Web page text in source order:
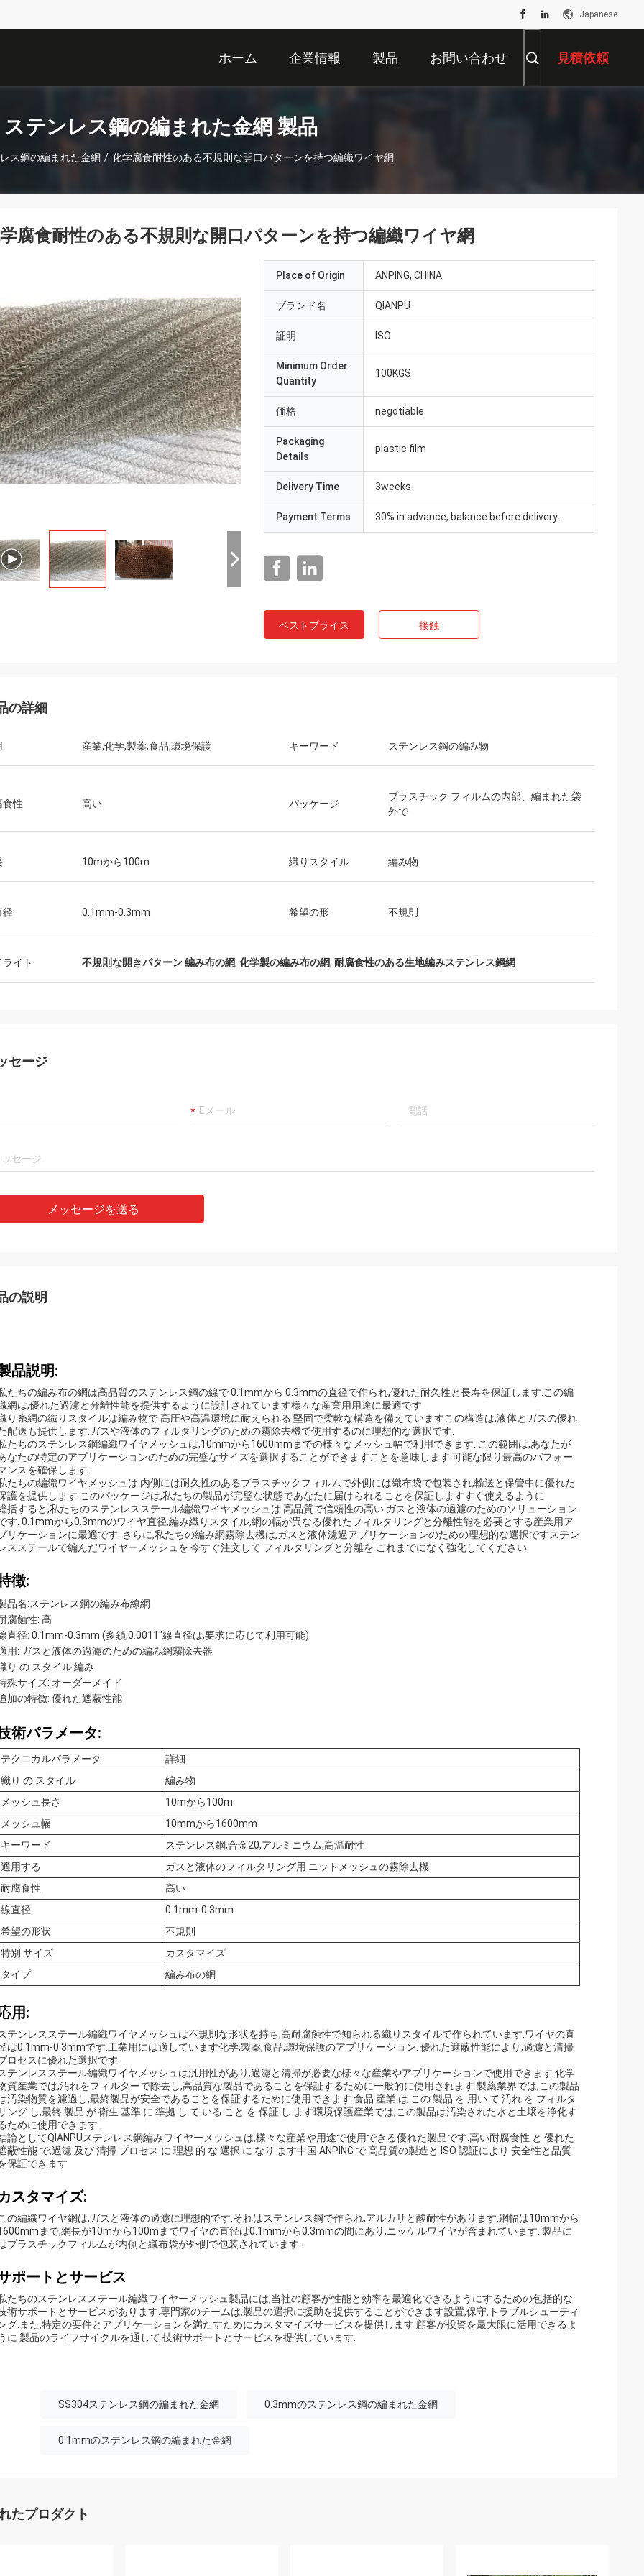
Japanese
ホーム 企業情報 製品 お問い合わせ 見積依頼
ステンレス鋼の編まれた金網 製品
ス鋼の編まれた金網 / 化学腐食耐性のある不規則な開口パターンを持つ編織ワイヤ網
再度ありがとう。
腐食耐性のある不規則な開口パターンを持つ編織ワイヤ網
Place of Origin ANPING, CHINA
ブランド名 QIANPU
証明 ISO
Minimum Order
Quantity
100KGS
価格 negotiable
Packaging
Details
plastic film
Delivery Time 3weeks
Payment Terms 30% in advance, balance before delivery.
ベストプライス 接触
の詳細
産業,化学,製薬,食品,環境保護 キーワード ステンレス鋼の編み物
食性 高い パッケージ
プラスチック フィルムの内部、編まれた袋
外で
10mから100m 織りスタイル 編み物
径 0.1mm-0.3mm 希望の形 不規則
イト 不規則な開きパターン 編み布の網, 化学製の編み布の網, 耐腐食性のある生地編みステンレス鋼網
セージ
メッセージを送る
の説明
品説明:
たちの編み布の網は高品質のステンレス鋼の線で 0.1mmから 0.3mmの直径で作られ,優れた耐久性と長寿を保証します.この編
網は,優れた過濾と分離性能を提供するように設計されています様々な産業用用途に最適です
り糸網の織りスタイルは編み物で 高圧や高温環境に耐えられる 堅固で柔軟な構造を備えていますこの構造は,液体とガスの優れ
配送も提供します.ガスや液体のフィルタリングのための霧除去機で使用するのに理想的な選択です.
たちのステンレス鋼編織ワイヤメッシュは,10mmから1600mmまでの様々なメッシュ幅で利用できます. この範囲は,あなたが
なたの特定のアプリケーションのための完璧なサイズを選択することができますことを意味します.可能な限り最高のパフォー
ンスを確保します.
たちの編織ワイヤメッシュは 内側には耐久性のあるプラスチックフィルムで外側には織布袋で包装され,輸送と保管中に優れた
護を提供します.このパッケージは,私たちの製品が完璧な状態であなたに届けられることを保証しますすぐ使えるように
括すると,私たちのステンレスステール編織ワイヤメッシュは 高品質で信頼性の高い ガスと液体の過濾のためのソリューション
す. 0.1mmから0.3mmのワイヤ直径,編み織りスタイル,網の幅が異なる優れたフィルタリングと分離性能を必要とする産業用ア
リケーションに最適です. さらに,私たちの編み網霧除去機は,ガスと液体濾過アプリケーションのための理想的な選択ですステン
スステールで編んだワイヤーメッシュを 今すぐ注文して フィルタリングと分離を これまでになく強化してください
徴:
品名:ステンレス鋼の編み布線網
腐蝕性: 高
直径: 0.1mm-0.3mm (多鎖,0.0011"線直径は,要求に応じて利用可能)
用: ガスと液体の過濾のための編み網霧除去器
り の スタイル:編み
殊サイズ: オーダーメイド
加の特徴: 優れた遮蔽性能
術パラメータ:
テクニカルパラメータ
詳細
織り の スタイル
編み物
メッシュ長さ
10mから100m
メッシュ幅
10mmから1600mm
キーワード
ステンレス鋼,合金20,アルミニウム,高温耐性
適用する
ガスと液体のフィルタリング用 ニットメッシュの霧除去機
耐腐食性
高い
線直径
0.1mm-0.3mm
希望の形状
不規則
特別 サイズ
カスタマイズ
タイプ
編み布の網
用:
テンレスステール編織ワイヤメッシュは不規則な形状を持ち,高耐腐蝕性で知られる織りスタイルで作られています.ワイヤの直
は0.1mm-0.3mmです.工業用には適しています化学,製薬,食品,環境保護のアプリケーション. 優れた遮蔽性能により,過濾と清掃
ロセスに優れた選択です.
テンレスステール編織ワイヤメッシュは汎用性があり,過濾と清掃が必要な様々な産業やアプリケーションで使用できます.化学
質産業では,汚れをフィルターで除去し,高品質な製品であることを保証するために一般的に使用されます.製薬業界では,この製品
汚染物質を濾過し,最終製品が安全であることを保証するために使用できます.食品 産業 は この 製品 を 用い て 汚れ を フィルタ
ング し,最終 製品 が 衛生 基準 に 準拠 し て いる こと を 保証 し ます環境保護産業では,この製品は汚染された水と土壌を浄化す
ために使用できます.
論としてQIANPUステンレス鋼編みワイヤーメッシュは,様々な産業や用途で使用できる優れた製品です.高い耐腐食性 と 優れた
蔽性能 で,過濾 及び 清掃 プロセス に 理想 的 な 選択 に なり ます中国 ANPING で 高品質の製造と ISO 認証により 安全性と品質
保証できます
スタマイズ:
の編織ワイヤ網は,ガスと液体の過濾に理想的です.それはステンレス鋼で作られ,アルカリと酸耐性があります.網幅は10mmから
まで,網長が10mから100mまでワイヤの直径は0.1mmから0.3mmの間にあり,ニッケルワイヤが含まれています. 製品に
プラスチックフィルムが内側と織布袋が外側で包装されています.
ポートとサービス
たちのステンレスステール編織ワイヤーメッシュ製品には,当社の顧客が性能と効率を最適化できるようにするための包括的な
術サポートとサービスがあります.専門家のチームは,製品の選択に援助を提供することができます設置,保守,トラブルシューティ
グ.また,特定の要件とアプリケーションを満たすためにカスタマイズサービスを提供します.顧客が投資を最大限に活用できるよ
に 製品のライフサイクルを通して 技術サポートとサービスを提供しています.
SS304ステンレス鋼の編まれた金網 0.3mmのステンレス鋼の編まれた金網
0.1mmのステンレス鋼の編まれた金網
たプロダクト